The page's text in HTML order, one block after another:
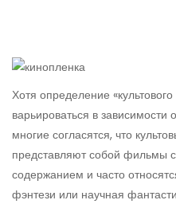
Хотя определение
варьироваться в зависимости
многие согласятся, что
представляют собой фильмы
содержанием и часто
фэнтези или научная